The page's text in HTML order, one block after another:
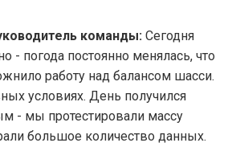
команды: Сегодня
- погода постоянно менялась, что
работу над балансом шасси.
условиях. День получился
- мы протестировали массу
большое количество данных.